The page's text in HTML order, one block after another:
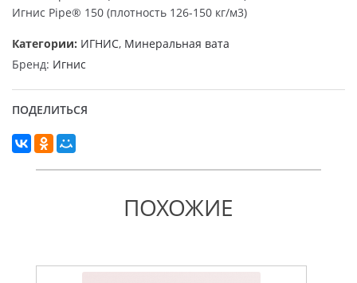
Игнис Pipe® 150 (плотность 126-150 кг/м3)
Категории: ИГНИС, Минеральная вата
Бренд: Игнис
ПОДЕЛИТЬСЯ
ПОХОЖИЕ